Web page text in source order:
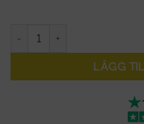
Kassett 8 delad mängd
LÄGG